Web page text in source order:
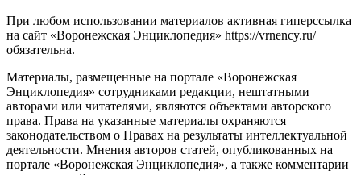
При любом использовании материалов активная гиперссылка
на сайт «Воронежская Энциклопедия» https://vrnency.ru/
обязательна.
Материалы, размещенные на портале «Воронежская
Энциклопедия» сотрудниками редакции, нештатными
авторами или читателями, являются объектами авторского
права. Права на указанные материалы охраняются
законодательством о Правах на результаты интеллектуальной
деятельности. Мнения авторов статей, опубликованных на
портале «Воронежская Энциклопедия», а также комментарии